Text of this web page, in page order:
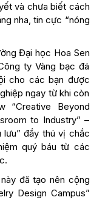
và chưa biết cách
nha, tin cực “nóng
Đại học Hoa Sen
ty Vàng bạc đá
cho các bạn được
ngay từ khi còn
“Creative Beyond
to Industry” –
lưu” đầy thú vị chắc
quý báu từ các
đã tạo nên cộng
Design Campus”